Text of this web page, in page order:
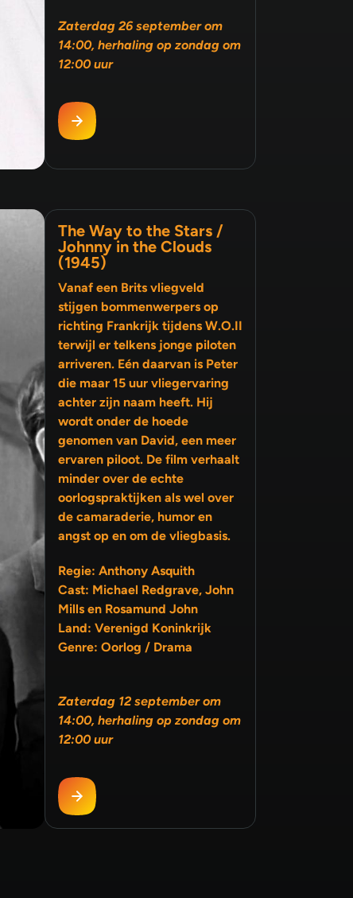
Zaterdag 26 september om
14:00, herhaling op zondag om
12:00 uur
The Way to the Stars /
Johnny in the Clouds
(1945)
Vanaf een Brits vliegveld
stijgen bommenwerpers op
richting Frankrijk tijdens W.O.II
terwijl er telkens jonge piloten
arriveren. Eén daarvan is Peter
die maar 15 uur vliegervaring
achter zijn naam heeft. Hij
wordt onder de hoede
genomen van David, een meer
ervaren piloot. De film verhaalt
minder over de echte
oorlogspraktijken als wel over
de camaraderie, humor en
angst op en om de vliegbasis.
Regie: Anthony Asquith
Cast: Michael Redgrave, John
Mills en Rosamund John
Land: Verenigd Koninkrijk
Genre: Oorlog / Drama
Zaterdag 12 september om
14:00, herhaling op zondag om
12:00 uur